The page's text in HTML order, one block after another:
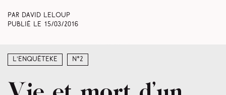
Par David Leloup
Publié le 15/03/2016
L’enquêteke N°2